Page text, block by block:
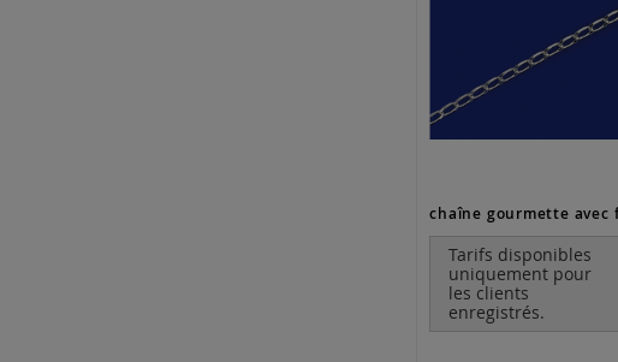
Tarifs disponibles
uniquement pour
les clients
enregistrés.